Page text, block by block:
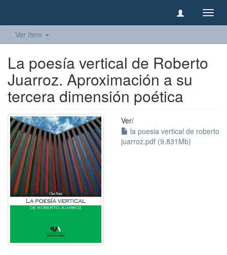
Ver ítem
La poesía vertical de Roberto
Juarroz. Aproximación a su
tercera dimensión poética
Ver/
la poesia vertical de roberto
juarroz.pdf (9.831Mb)